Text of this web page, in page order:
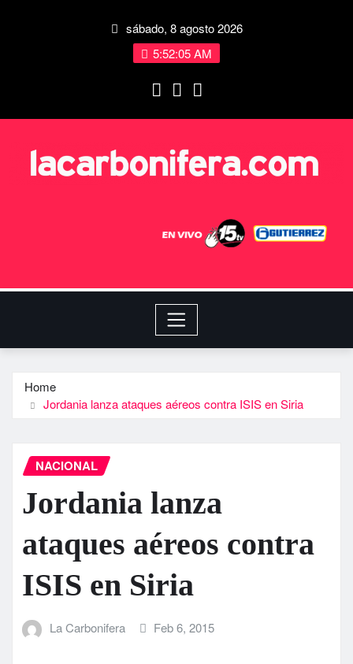
sábado, 8 agosto 2026
5:52:05 AM
Home
Jordania lanza ataques aéreos contra ISIS en Siria
NACIONAL
Jordania lanza
ataques aéreos contra
ISIS en Siria
La Carbonifera Feb 6, 2015